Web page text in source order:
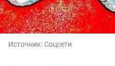
Источник: Соцсети